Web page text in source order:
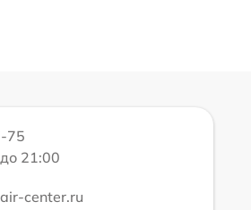
75
21:00
center.ru